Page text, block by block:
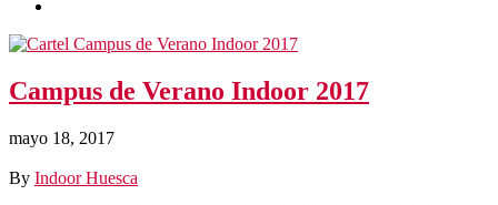
Campus de Verano Indoor 2017
mayo 18, 2017
By Indoor Huesca